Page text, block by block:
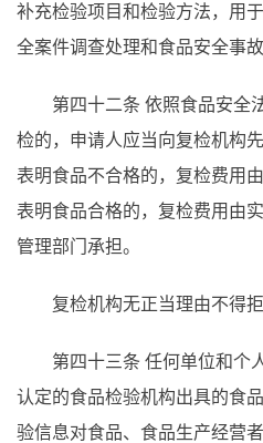
补充检验项目和检验方法，用
全案件调查处理和食品安全事故
第四十二条 依照食品安全
检的，申请人应当向复检机构
表明食品不合格的，复检费用
表明食品合格的，复检费用由
管理部门承担。
复检机构无正当理由不得
第四十三条 任何单位和个
认定的食品检验机构出具的食
验信息对食品、食品生产经营